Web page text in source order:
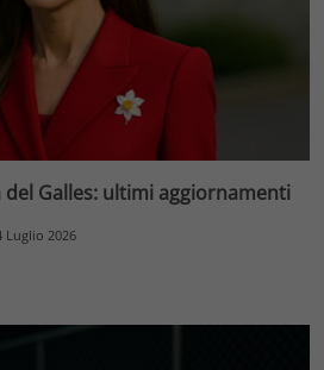
Galles: ultimi aggiornamenti
Luglio 2026